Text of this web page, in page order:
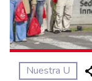
Nuestra U